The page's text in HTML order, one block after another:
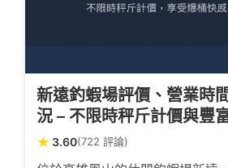
新遠釣蝦場評價、營業時
況 – 不限時秤斤計價與豐
★ 3.60(722 評論)